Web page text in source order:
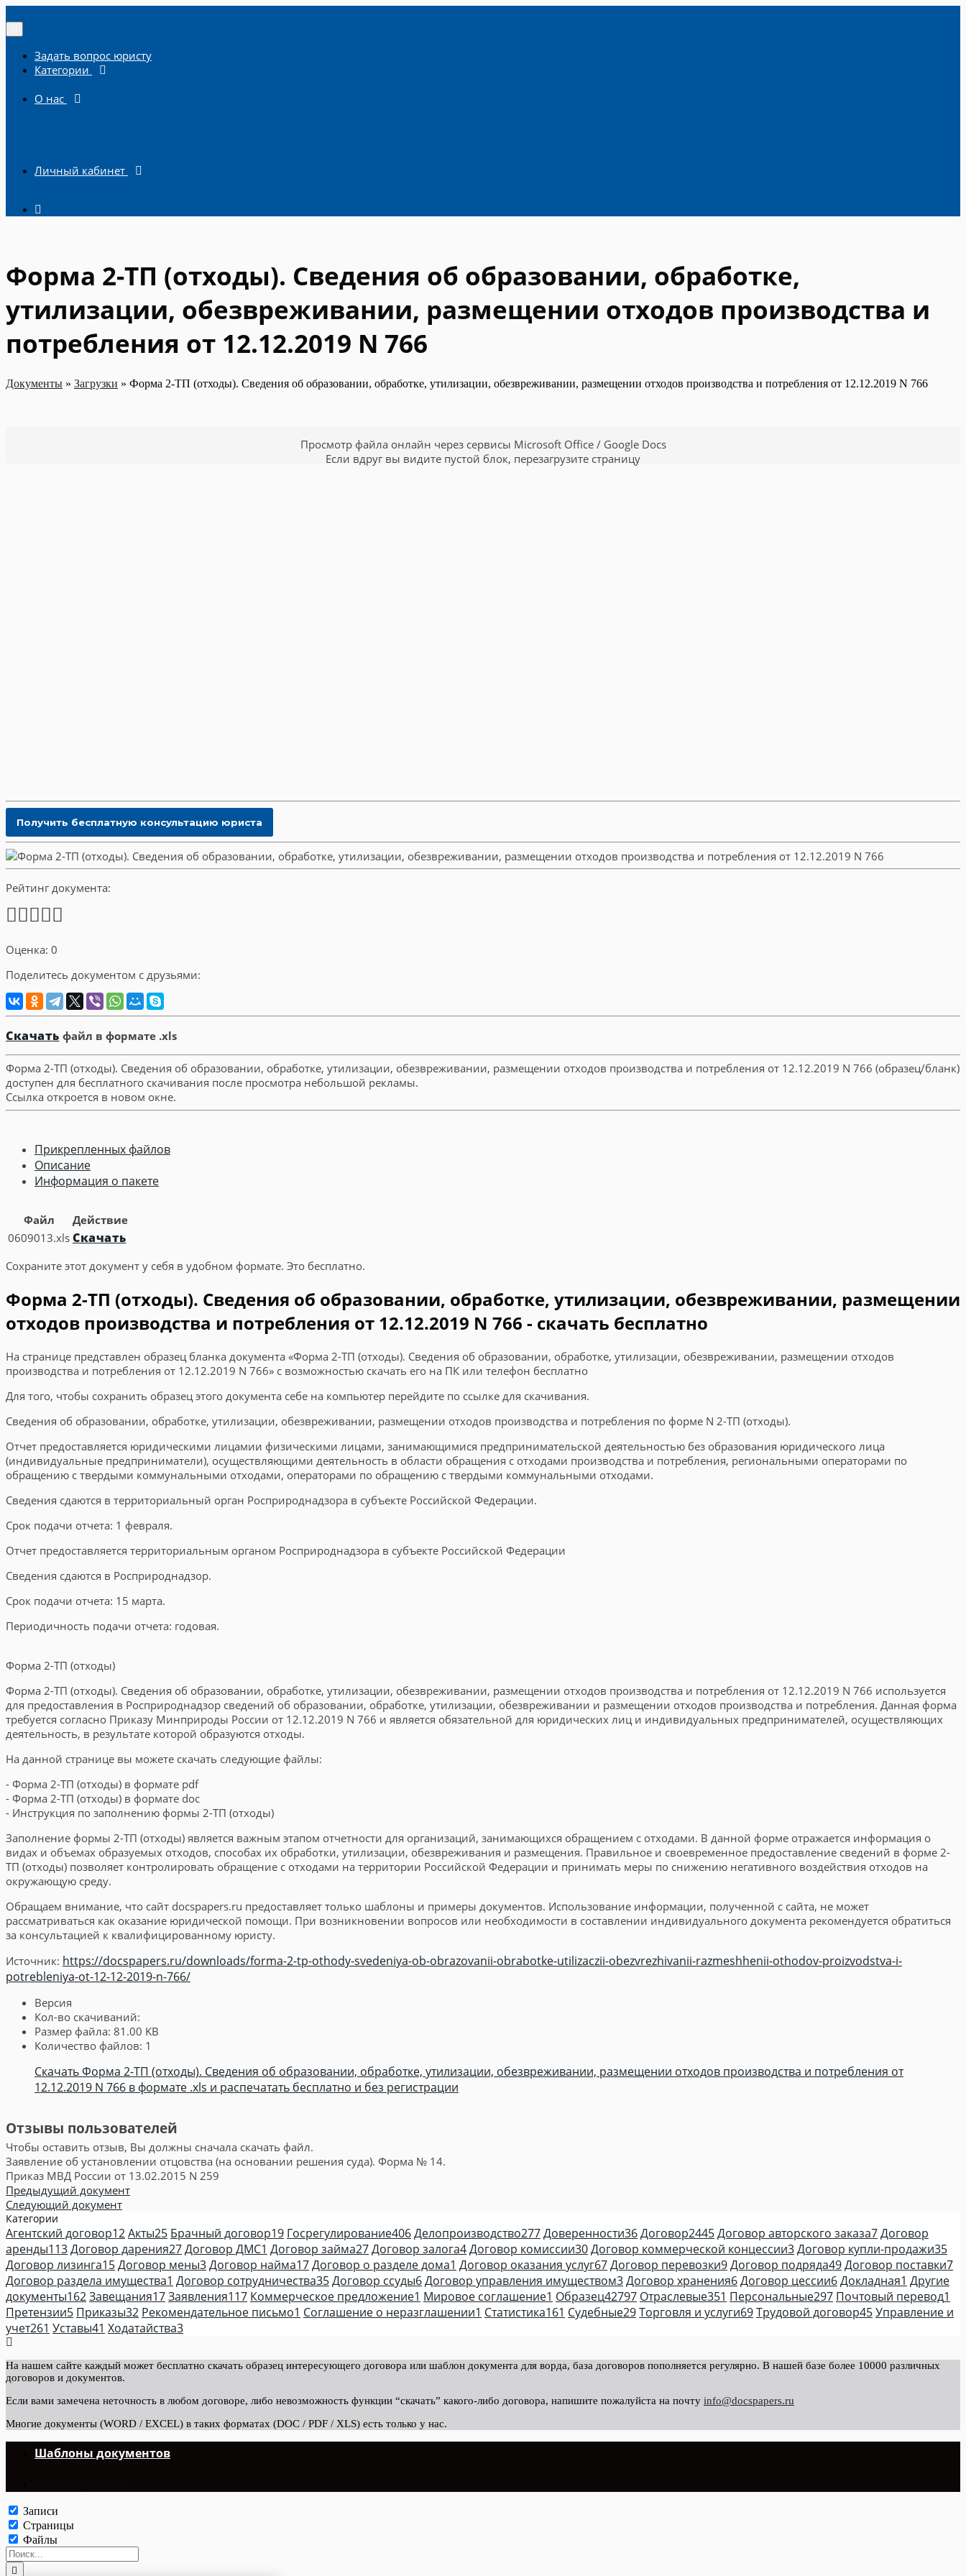
Задать вопрос юристу
Категории
О нас
Личный кабинет
Форма 2-ТП (отходы). Сведения об образовании, обработке,
утилизации, обезвреживании, размещении отходов производства и
потребления от 12.12.2019 N 766
Документы » Загрузки » Форма 2-ТП (отходы). Сведения об образовании, обработке, утилизации, обезвреживании, размещении отходов производства и потребления от 12.12.2019 N 766
Просмотр файла онлайн через сервисы Microsoft Office / Google Docs
Если вдруг вы видите пустой блок, перезагрузите страницу
Рейтинг документа:
Оценка: 0
Поделитесь документом с друзьями:
Скачать файл в формате .xls
Форма 2-ТП (отходы). Сведения об образовании, обработке, утилизации, обезвреживании, размещении отходов производства и потребления от 12.12.2019 N 766 (образец/бланк)
доступен для бесплатного скачивания после просмотра небольшой рекламы.
Ссылка откроется в новом окне.
Прикрепленных файлов
Описание
Информация о пакете
Файл
Действие
0609013.xls Скачать
Сохраните этот документ у себя в удобном формате. Это бесплатно.
Форма 2-ТП (отходы). Сведения об образовании, обработке, утилизации, обезвреживании, размещении
отходов производства и потребления от 12.12.2019 N 766 - скачать бесплатно
На странице представлен образец бланка документа «Форма 2-ТП (отходы). Сведения об образовании, обработке, утилизации, обезвреживании, размещении отходов
производства и потребления от 12.12.2019 N 766» с возможностью скачать его на ПК или телефон бесплатно
Для того, чтобы сохранить образец этого документа себе на компьютер перейдите по ссылке для скачивания.
Сведения об образовании, обработке, утилизации, обезвреживании, размещении отходов производства и потребления по форме N 2-ТП (отходы).
Отчет предоставляется юридическими лицамии физическими лицами, занимающимися предпринимательской деятельностью без образования юридического лица
(индивидуальные предприниматели), осуществляющими деятельность в области обращения с отходами производства и потребления, региональными операторами по
обращению с твердыми коммунальными отходами, операторами по обращению с твердыми коммунальными отходами.
Сведения сдаются в территориальный орган Росприроднадзора в субъекте Российской Федерации.
Срок подачи отчета: 1 февраля.
Отчет предоставляется территориальным органом Росприроднадзора в субъекте Российской Федерации
Сведения сдаются в Росприроднадзор.
Срок подачи отчета: 15 марта.
Периодичность подачи отчета: годовая.
Форма 2-ТП (отходы)
Форма 2-ТП (отходы). Сведения об образовании, обработке, утилизации, обезвреживании, размещении отходов производства и потребления от 12.12.2019 N 766 используется
для предоставления в Росприроднадзор сведений об образовании, обработке, утилизации, обезвреживании и размещении отходов производства и потребления. Данная форма
требуется согласно Приказу Минприроды России от 12.12.2019 N 766 и является обязательной для юридических лиц и индивидуальных предпринимателей, осуществляющих
деятельность, в результате которой образуются отходы.
На данной странице вы можете скачать следующие файлы:
- Форма 2-ТП (отходы) в формате pdf
- Форма 2-ТП (отходы) в формате doc
- Инструкция по заполнению формы 2-ТП (отходы)
Заполнение формы 2-ТП (отходы) является важным этапом отчетности для организаций, занимающихся обращением с отходами. В данной форме отражается информация о
видах и объемах образуемых отходов, способах их обработки, утилизации, обезвреживания и размещения. Правильное и своевременное предоставление сведений в форме 2-
ТП (отходы) позволяет контролировать обращение с отходами на территории Российской Федерации и принимать меры по снижению негативного воздействия отходов на
окружающую среду.
Обращаем внимание, что сайт docspapers.ru предоставляет только шаблоны и примеры документов. Использование информации, полученной с сайта, не может
рассматриваться как оказание юридической помощи. При возникновении вопросов или необходимости в составлении индивидуального документа рекомендуется обратиться
за консультацией к квалифицированному юристу.
Источник: https://docspapers.ru/downloads/forma-2-tp-othody-svedeniya-ob-obrazovanii-obrabotke-utilizaczii-obezvrezhivanii-razmeshhenii-othodov-proizvodstva-i-
potrebleniya-ot-12-12-2019-n-766/
Версия
Кол-во скачиваний:
Размер файла: 81.00 KB
Количество файлов: 1
Скачать Форма 2-ТП (отходы). Сведения об образовании, обработке, утилизации, обезвреживании, размещении отходов производства и потребления от
12.12.2019 N 766 в формате .xls и распечатать бесплатно и без регистрации
Отзывы пользователей
Чтобы оставить отзыв, Вы должны сначала скачать файл.
Заявление об установлении отцовства (на основании решения суда). Форма № 14.
Приказ МВД России от 13.02.2015 N 259
Предыдущий документ
Следующий документ
Категории
Агентский договор12Акты25 Брачный договор19 Госрегулирование406Делопроизводство277Доверенности36Договор2445Договор авторского заказа7Договор
аренды113Договор дарения27Договор ДМС1 Договор займа27Договор залога4Договор комиссии30Договор коммерческой концессии3Договор купли-продажи35
Договор лизинга15Договор мены3Договор найма17Договор о разделе дома1 Договор оказания услуг67Договор перевозки9Договор подряда49Договор поставки7
Договор раздела имущества1 Договор сотрудничества35Договор ссуды6Договор управления имуществом3Договор хранения6Договор цессии6Докладная1 Другие
документы162Завещания17Заявления117 Коммерческое предложение1 Мировое соглашение1 Образец42797 Отраслевые351 Персональные297 Почтовый перевод1
Претензии5 Приказы32 Рекомендательное письмо1 Соглашение о неразглашении1 Статистика161 Судебные29Торговля и услуги69Трудовой договор45Управление и
учет261 Уставы41 Ходатайства3
На нашем сайте каждый может бесплатно скачать образец интересующего договора или шаблон документа для ворда, база договоров пополняется регулярно. В нашей базе более 10000 различных
договоров и документов.
Если вами замечена неточность в любом договоре, либо невозможность функции “скачать” какого-либо договора, напишите пожалуйста на почту info@docspapers.ru
Многие документы (WORD / EXCEL) в таких форматах (DOC / PDF / XLS) есть только у нас.
Шаблоны документов
Записи
Страницы
Файлы